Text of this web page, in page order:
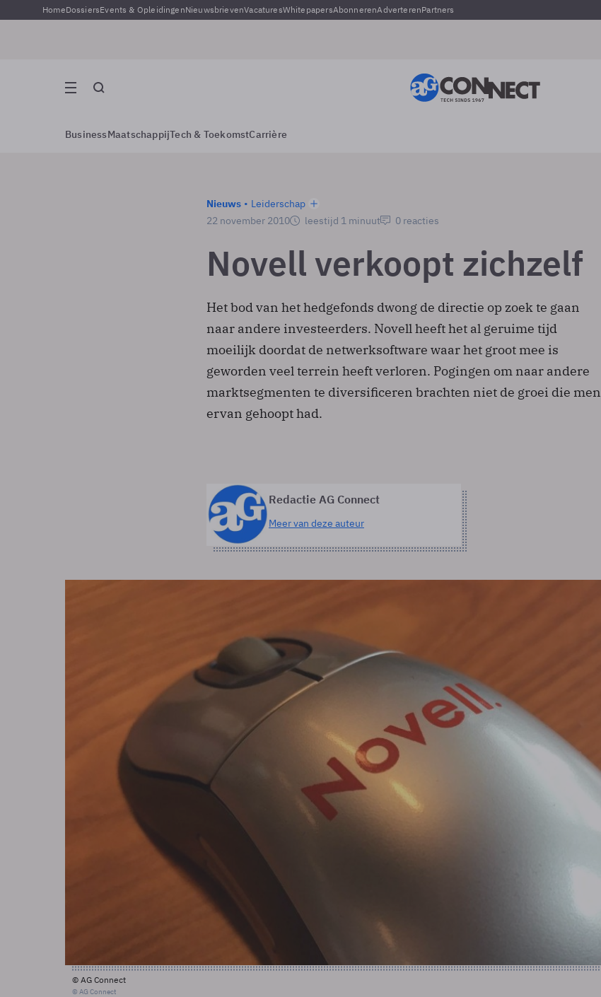
HomeDossiersEvents & OpleidingenNieuwsbrievenVacaturesWhitepapersAbonnerenAdverterenPartners
BusinessMaatschappijTech & ToekomstCarrière
Nieuws
Leiderschap
22 november 2010
leestijd 1 minuut 0 reacties
Novell verkoopt zichzelf
Het bod van het hedgefonds dwong de directie op zoek te gaan
naar andere investeerders. Novell heeft het al geruime tijd
moeilijk doordat de netwerksoftware waar het groot mee is
geworden veel terrein heeft verloren. Pogingen om naar andere
marktsegmenten te diversificeren brachten niet de groei die men
ervan gehoopt had.
Redactie AG Connect
Meer van deze auteur
© AG Connect
© AG Connect